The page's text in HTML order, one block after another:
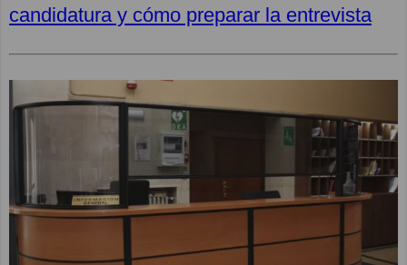
candidatura y cómo preparar la entrevista